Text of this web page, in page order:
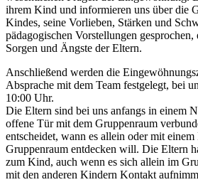
ihrem Kind und informieren uns über die
Kindes, seine Vorlieben, Stärken und
pädagogischen Vorstellungen gesprochen,
Sorgen und Ängste der Eltern.
Anschließend werden die
Absprache mit dem Team festgelegt, bei
10:00 Uhr.
Die Eltern sind bei uns anfangs in einem
offene Tür mit dem Gruppenraum
entscheidet, wann es allein oder mit
Gruppenraum entdecken will. Die Eltern
zum Kind, auch wenn es sich allein im
mit den anderen Kindern Kontakt